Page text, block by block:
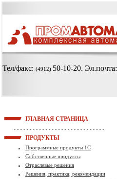
Тел/факс: (4912) 50-10-20. Эл.почта:
ГЛАВНАЯ СТРАНИЦА
ПРОДУКТЫ
Программные продукты 1С
Собственные продукты
Отраслевые решения
Решения, практика, рекомендации